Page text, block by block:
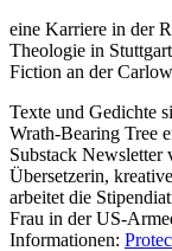
eine Karriere in der
Theologie in
Fiction an der
Texte und Gedichte
Wrath-Bearing Tree
Substack Newsletter
Übersetzerin,
arbeitet die
Frau in der US-
Informationen: